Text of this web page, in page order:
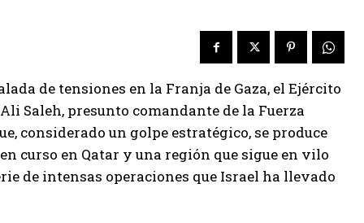
de tensiones en la Franja de Gaza, el Ejército
Saleh, presunto comandante de la Fuerza
considerado un golpe estratégico, se produce
curso en Qatar y una región que sigue en vilo
de intensas operaciones que Israel ha llevado